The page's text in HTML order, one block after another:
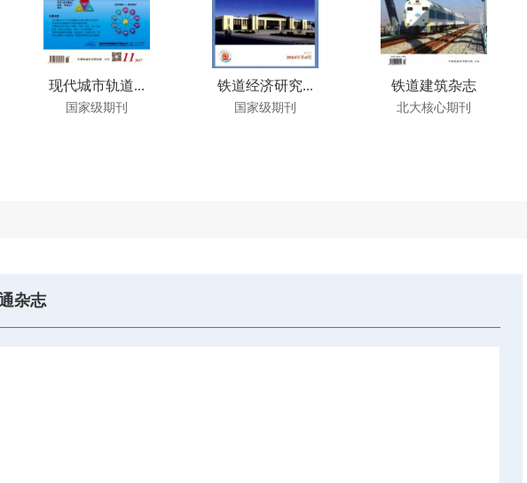
现代城市轨道...
国家级期刊
铁道经济研究...
国家级期刊
铁道建筑杂志
北大核心期刊
杂志